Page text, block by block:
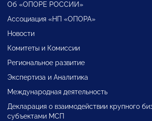
Об «ОПОРЕ РОССИИ»
Ассоциация «НП «ОПОРА»
Новости
Комитеты и Комиссии
Региональное развитие
Экспертиза и Аналитика
Международная деятельность
Декларация о взаимодействии крупного
субъектами МСП